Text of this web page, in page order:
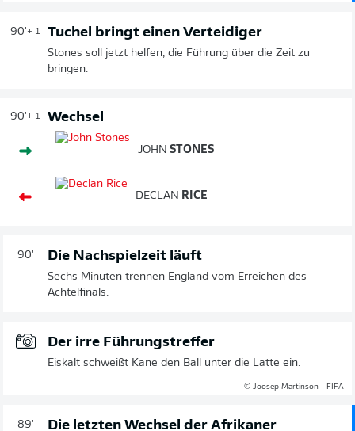
90'+ 1 Tuchel bringt einen Verteidiger
Stones soll jetzt helfen, die Führung über die Zeit zu
bringen.
90'+ 1 Wechsel
JOHN STONES
DECLAN RICE
90' Die Nachspielzeit läuft
Sechs Minuten trennen England vom Erreichen des
Achtelfinals.
Der irre Führungstreffer
Eiskalt schweißt Kane den Ball unter die Latte ein.
© Joosep Martinson - FIFA
89' Die letzten Wechsel der Afrikaner